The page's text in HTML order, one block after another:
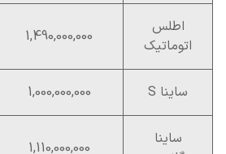
اطلس
اتوماتیک
1,490,000,000
ساینا S 1,000,000,000
ساینا
1,110,000,000